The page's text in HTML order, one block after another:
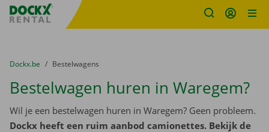
Fratello DEMO
U bevindt zich hier:
van
Dockx.be naar
Bestelwagens
Bestelwagen huren in Waregem?
Wil je een bestelwagen huren in Waregem? Geen probleem.
Dockx heeft een ruim aanbod camionettes. Bekijk de